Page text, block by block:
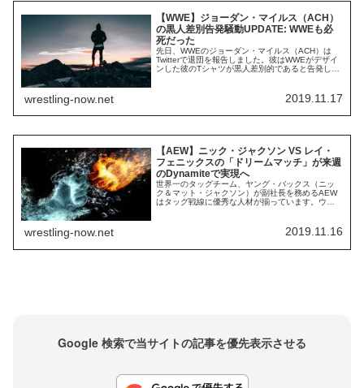
【WWE】ジョーダン・マイルス（ACH）
の黒人差別告発騒動UPDATE: WWEも必
死だった
先日、WWEのジョーダン・マイルス（ACH）は
Twitterで退団を報告しました。彼はWWEがデザイ
ンした彼のTシャツが黒人差別的であると告発し、
オブザーバーは、彼とWWEの最新情報を伝えてい
ます。曰く、マイルスがこの問題を公表する前、
wrestling-now.net 2019.11.17
【AEW】ニック・ジャクソン VS レイ・
フェニックスの「ドリームマッチ」が来週
のDynamiteで実現へ
世界一のタッグチーム、ヤング・バックス（ニッ
ク＆マット・ジャクソン）が副社長を務めるAEW
はタッグ戦線に優秀な人材が揃っています。ウィ
WWEを遥かに上回っていると言っても過言ではな
いでしょう。これまでのPPVやDynamiteのエピソ
wrestling-now.net 2019.11.16
Google 検索で当サイトの記事を優先表示させる